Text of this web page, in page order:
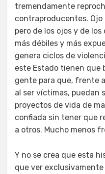
tremendamente
contraproducentes.
pero de los ojos y de
más débiles y más
genera ciclos de
este Estado tienen que
gente para que, frente
al ser víctimas, puedan
proyectos de vida de
confiada sin tener que
a otros. Mucho menos
Y no se crea que esta
que ver